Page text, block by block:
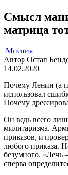
Смысл
матрица
Мнения
Автор Остап
14.02.2020
Почему Ленин (а
использовал
Почему
Он ведь всего
милитаризма.
приказов, и
любого приказа.
безумного. «Лечь
сперва